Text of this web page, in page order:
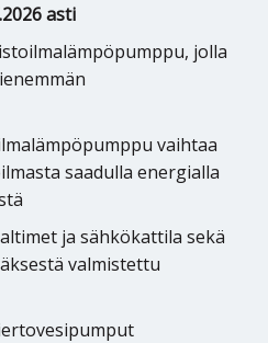
asti
jolla
vaihtaa
saadulla energialla
ja sähkökattila sekä
valmistettu